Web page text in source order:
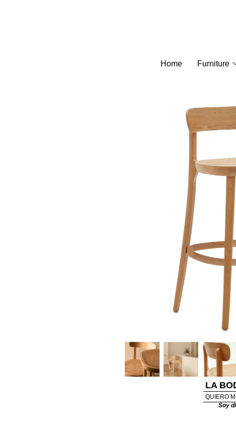
Home Furniture
LA
QUIERO
Soy